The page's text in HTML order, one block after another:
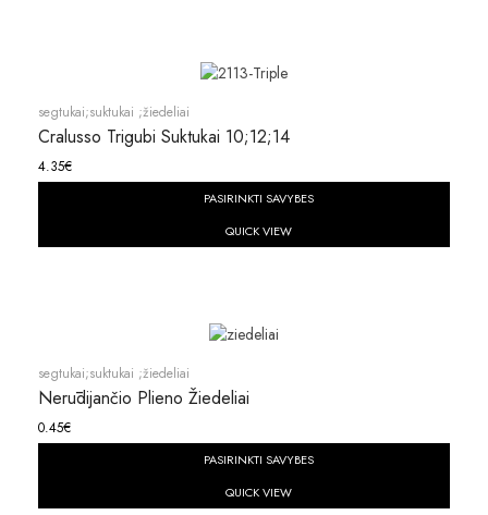
segtukai;suktukai ;žiedeliai
Cralusso Trigubi Suktukai 10;12;14
4.35€
PASIRINKTI SAVYBES
QUICK VIEW
segtukai;suktukai ;žiedeliai
Nerūdijančio Plieno Žiedeliai
0.45€
PASIRINKTI SAVYBES
QUICK VIEW